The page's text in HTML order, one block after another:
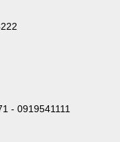
- 0919541111